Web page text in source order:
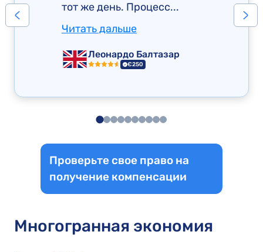
тот же день. Процесс...
Читать дальше
Леонардо Балтазар
€250
Проверьте свое право на
получение компенсации
Многогранная экономия